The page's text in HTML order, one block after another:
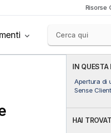
Risorse
IN QUESTA
Apertura di
Sense
HAI